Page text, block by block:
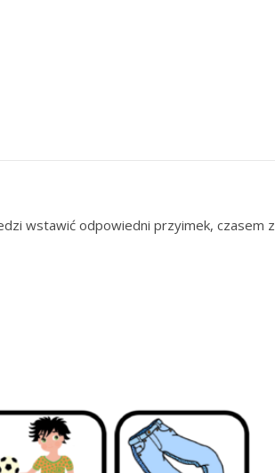
wstawić odpowiedni przyimek, czasem z